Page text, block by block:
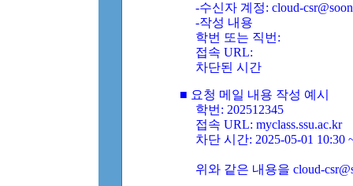
-수신자 계정: cloud-
-작성 내용
학번 또는 직번:
접속 URL:
차단된 시간
■ 요청 메일 내용 작성 예시
학번: 202512345
접속 URL: myclass.ssu.ac.kr
차단 시간: 2025-05-01 10:30
위와 같은 내용을 cloud-